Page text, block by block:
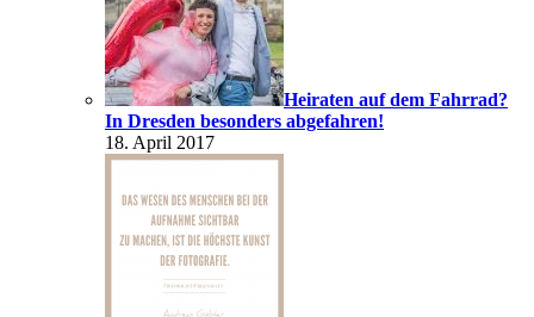
Heiraten auf dem Fahrrad?
In Dresden besonders abgefahren!
18. April 2017